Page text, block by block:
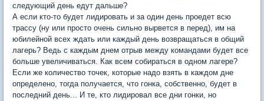
следующий день едут дальше?
А если кто-то будет лидировать и за один день проедет всю
трассу (ну или просто очень сильно вырвется в перед), им на
юбилейной всех ждать или каждый день возвращаться в общий
лагерь? Ведь с каждым днем отрыв между командами будет все
больше увеличиваться. Как всем собираться в одном лагере?
Если же количество точек, которые надо взять в каждом дне
определено, тогда получается, что гонка, собственно, будет в
последний день... И те, кто лидировал все дни гонки, но